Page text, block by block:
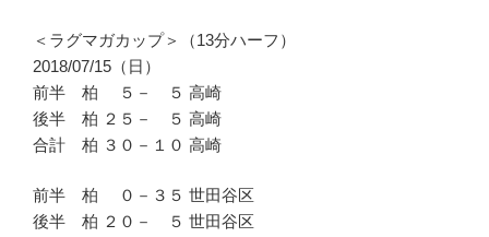
＜ラグマガカップ＞（13分ハーフ）
2018/07/15（日）
前半 柏 ５－ ５ 高崎
後半 柏 ２５－ ５ 高崎
合計 柏 ３０－１０ 高崎
前半 柏 ０－３５ 世田谷区
後半 柏 ２０－ ５ 世田谷区